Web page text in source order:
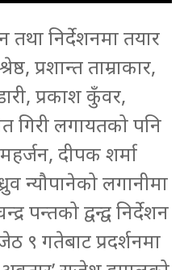
तथा निर्देशनमा तयार
प्रशान्त ताम्राकार,
प्रकाश कुँवर,
गिरी लगायतको पनि
दीपक शर्मा
न्यौपानेको लगानीमा
पन्तको द्वन्द्व निर्देशन
९ गतेबाट प्रदर्शनमा